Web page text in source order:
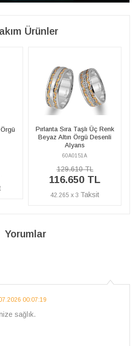
Ürünler
Üç Renk Beyaz Altın Örgü
Desenli Alyans
60A0151E
49.900 TL
Yorumlar
16:27:03
işçilikle hazırlanmış bir mücevher.